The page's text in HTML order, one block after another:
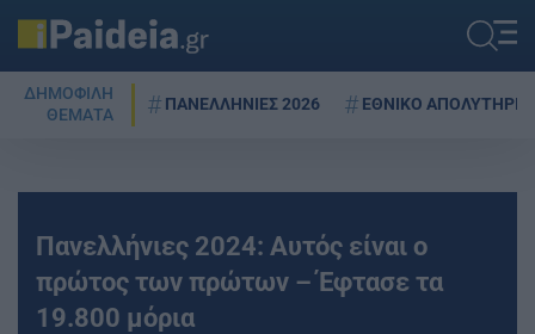
ΔΗΜΟΦΙΛΗ
ΘΕΜΑΤΑ
ΠΑΝΕΛΛΗΝΙΕΣ 2026 ΕΘΝΙΚΟ ΑΠΟΛΥΤΗΡΙΟ
Πανελλήνιες 2024: Αυτός είναι ο
πρώτος των πρώτων – Έφτασε τα
19.800 μόρια